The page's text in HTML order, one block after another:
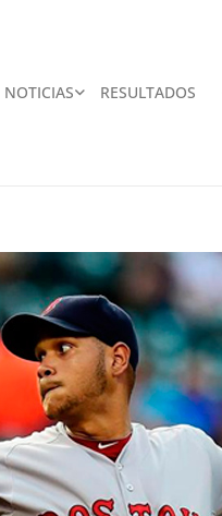
NOTICIAS RESULTADOS